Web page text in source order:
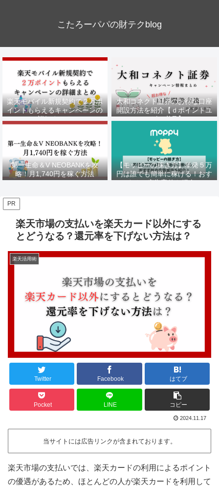
こたろーパパの財テクblog
楽天モバイル新規契約で２万ポ
イントもらえるキャンペーンの
詳細まとめ
大和コネクト証券のお得な口座
開設方法を紹介【ｄポイントユ
ーザー必見】
第一生命＆V NEOBANKを攻
略！月1,740円を稼ぐ方法
【モッピーの稼ぎ方】単発５万
円は誰でも簡単に稼げる！おす
すめの広告案件を紹介！
PR
楽天市場の支払いを楽天カード以外にする
とどうなる？還元率を下げない方法は？
楽天活用術
Twitter Facebook はてブ
Pocket LINE コピー
2024.11.17
当サイトには広告リンクが含まれております。
楽天市場の支払いでは、楽天カードの利用によるポイント
の優遇があるため、ほとんどの人が楽天カードを利用して